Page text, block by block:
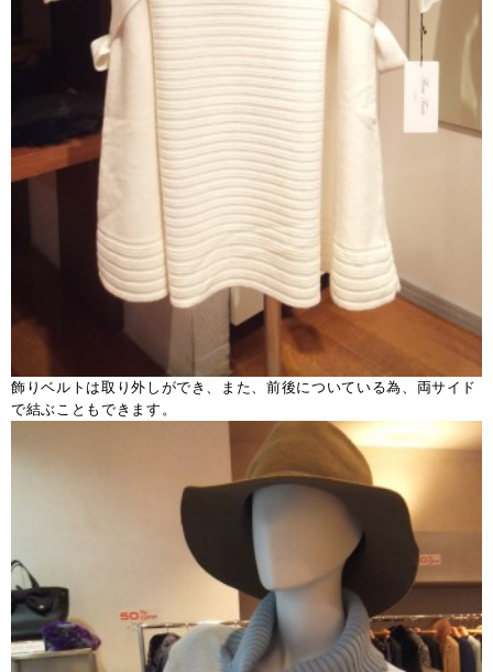
飾りベルトは取り外しができ、また、前後についている為、両サイド
で結ぶこともできます。